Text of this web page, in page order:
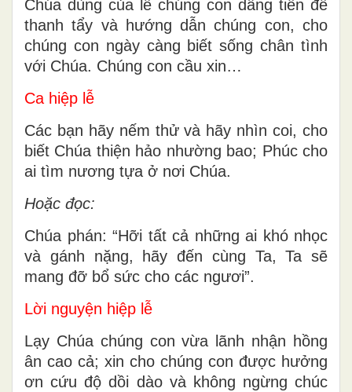
Chúa dùng của lễ chúng con dâng tiến để
thanh tẩy và hướng dẫn chúng con, cho
chúng con ngày càng biết sống chân tình
với Chúa. Chúng con cầu xin…
Ca hiệp lễ
Các bạn hãy nếm thử và hãy nhìn coi, cho
biết Chúa thiện hảo nhường bao; Phúc cho
ai tìm nương tựa ở nơi Chúa.
Hoặc đọc:
Chúa phán: “Hỡi tất cả những ai khó nhọc
và gánh nặng, hãy đến cùng Ta, Ta sẽ
mang đỡ bổ sức cho các ngươi”.
Lời nguyện hiệp lễ
Lạy Chúa chúng con vừa lãnh nhận hồng
ân cao cả; xin cho chúng con được hưởng
ơn cứu độ dồi dào và không ngừng chúc